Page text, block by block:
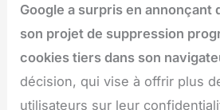
Google a surpris en annonçant
son projet de suppression
cookies tiers dans son
décision, qui vise à offrir plus
utilisateurs sur leur